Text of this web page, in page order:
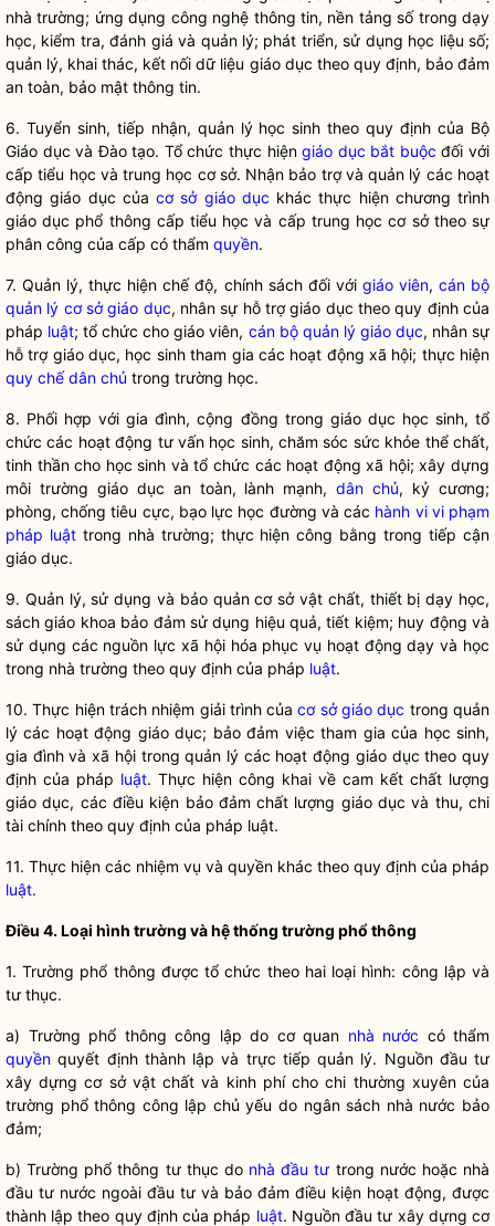
nhà trường; ứng dụng công nghệ thông tin, nền tảng số trong dạy
học, kiểm tra, đánh giá và quản lý; phát triển, sử dụng học liệu số;
quản lý, khai thác, kết nối dữ liệu giáo dục theo quy định, bảo đảm
an toàn, bảo mật thông tin.
6. Tuyển sinh, tiếp nhận, quản lý học sinh theo quy định của Bộ
Giáo dục và Đào tạo. Tổ chức thực hiệngiáo dục bắt buộc đối với
cấp tiểu học và trung học cơ sở. Nhận bảo trợ và quản lý các hoạt
động giáo dục của cơ sở giáo dục khác thực hiện chương trình
giáo dục phổ thông cấp tiểu học và cấp trung học cơ sở theo sự
phân công của cấp có thẩm quyền.
7. Quản lý, thực hiện chế độ, chính sách đối với giáo viên, cán bộ
quản lý cơ sở giáo dục, nhân sự hỗ trợ giáo dục theo quy định của
pháp luật; tổ chức chogiáo viên, cán bộ quản lý giáo dục, nhân sự
hỗ trợ giáo dục, học sinh tham gia các hoạt động xã hội; thực hiện
quy chế dân chủ trong trường học.
8. Phối hợp với gia đình, cộng đồng trong giáo dục học sinh, tổ
chức các hoạt động tư vấn học sinh, chăm sóc sức khỏe thể chất,
tinh thần cho học sinh và tổ chức các hoạt động xã hội; xây dựng
môi trường giáo dục an toàn, lành mạnh,dân chủ, kỷ cương;
phòng, chống tiêu cực, bạo lực học đường và các hành vi vi phạm
pháp luậttrong nhà trường; thực hiện công bằng trong tiếp cận
giáo dục.
9. Quản lý, sử dụng và bảo quản cơ sở vật chất, thiết bị dạy học,
sách giáo khoa bảo đảm sử dụng hiệu quả, tiết kiệm; huy động và
sử dụng các nguồn lực xã hội hóa phục vụ hoạt động dạy và học
trong nhà trường theo quy định của pháp luật.
10. Thực hiện trách nhiệm giải trình củacơ sở giáo dục trong quản
lý các hoạt động giáo dục; bảo đảm việc tham gia của học sinh,
gia đình và xã hội trong quản lý các hoạt động giáo dục theo quy
định của pháp luật. Thực hiện công khai về cam kết chất lượng
giáo dục, các điều kiện bảo đảm chất lượng giáo dục và thu, chi
tài chính theo quy định của pháp luật.
11. Thực hiện các nhiệm vụ và quyền khác theo quy định của pháp
luật.
Điều 4. Loại hình trường và hệ thống trường phổ thông
1. Trường phổ thông được tổ chức theo hai loại hình: công lập và
tư thục.
a) Trường phổ thông công lập do cơ quan nhà nước có thẩm
quyền quyết định thành lập và trực tiếp quản lý. Nguồn đầu tư
xây dựng cơ sở vật chất và kinh phí cho chi thường xuyên của
trường phổ thông công lập chủ yếu do ngân sách nhà nước bảo
đảm;
b) Trường phổ thông tư thục do nhà đầu tư trong nước hoặc nhà
đầu tư nước ngoài đầu tư và bảo đảm điều kiện hoạt động, được
thành lập theo quy định của pháp luật. Nguồn đầu tư xây dựng cơ